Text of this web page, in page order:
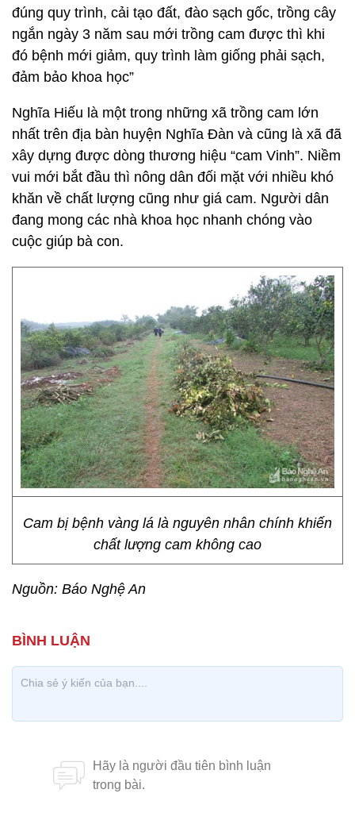
đúng quy trình, cải tạo đất, đào sạch gốc, trồng cây
ngắn ngày 3 năm sau mới trồng cam được thì khi
đó bệnh mới giảm, quy trình làm giống phải sạch,
đảm bảo khoa học”
Nghĩa Hiếu là một trong những xã trồng cam lớn
nhất trên địa bàn huyện Nghĩa Đàn và cũng là xã đã
xây dựng được dòng thương hiệu “cam Vinh”. Niềm
vui mới bắt đầu thì nông dân đối mặt với nhiều khó
khăn về chất lượng cũng như giá cam. Người dân
đang mong các nhà khoa học nhanh chóng vào
cuộc giúp bà con.
Cam bị bệnh vàng lá là nguyên nhân chính khiến
chất lượng cam không cao
Nguồn: Báo Nghệ An